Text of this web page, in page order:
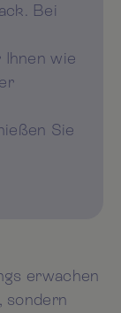
Bei
Ihnen wie
Sie
erwachen
sondern